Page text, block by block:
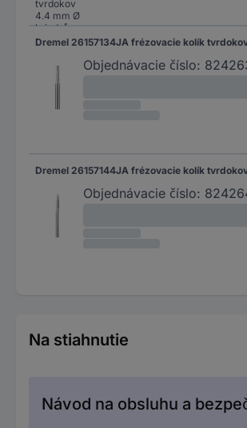
Objednávacie číslo:
Objednávacie číslo:
Na stiahnutie
Návod na obsluhu a